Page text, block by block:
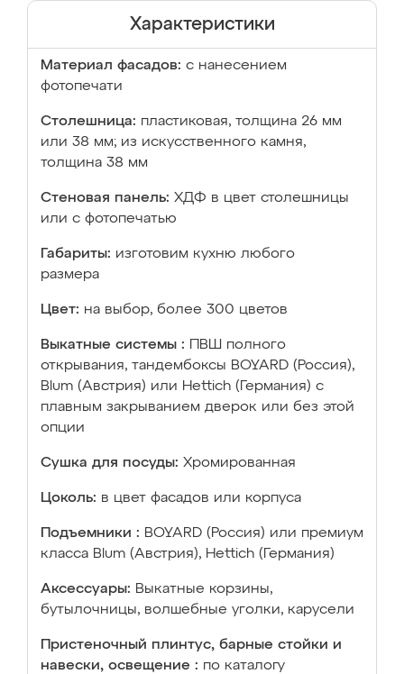
Характеристики
Материал фасадов: с нанесением
фотопечати
Столешница: пластиковая, толщина 26 мм
или 38 мм; из искусственного камня,
толщина 38 мм
Стеновая панель: ХДФ в цвет столешницы
или с фотопечатью
Габариты: изготовим кухню любого
размера
Цвет: на выбор, более 300 цветов
Выкатные системы :
ПВШ полного
открывания, тандембоксы BOYARD (Россия),
Blum (Австрия) или Hettich (Германия) с
плавным закрыванием дверок или без этой
опции
Сушка для посуды: Хромированная
Цоколь: в цвет фасадов или корпуса
Подъемники : BOYARD (Россия) или премиум
класса Blum (Австрия), Hettich (Германия)
Аксессуары: Выкатные корзины,
бутылочницы, волшебные уголки, карусели
Пристеночный плинтус, барные стойки и
навески, освещение : по каталогу